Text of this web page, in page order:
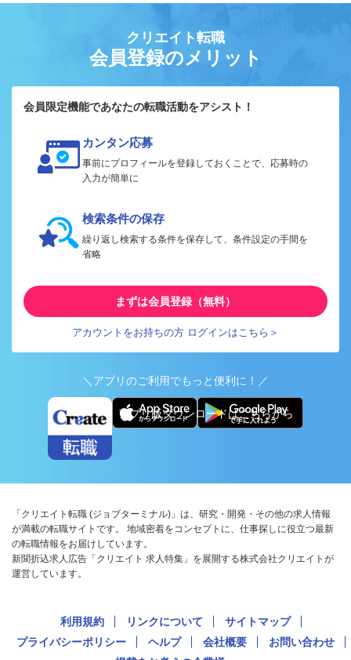
クリエイト転職
会員登録のメリット
会員限定機能であなたの転職活動をアシスト！
カンタン応募
事前にプロフィールを登録しておくことで、応募時の
入力が簡単に
検索条件の保存
繰り返し検索する条件を保存して、条件設定の手間を
省略
まずは会員登録（無料）
アカウントをお持ちの方 ログインはこちら＞
＼アプリのご利用でもっと便利に！／
アプリ版ダウンロードはこちらから
「クリエイト転職 (ジョブターミナル)」は、研究・開発・その他の求人情報
が満載の転職サイトです。 地域密着をコンセプトに、仕事探しに役立つ最新
の転職情報をお届けしています。
新聞折込求人広告「クリエイト 求人特集」を展開する株式会社クリエイトが
運営しています。
利用規約 リンクについて
サイトマップ
プライバシーポリシー
ヘルプ 会社概要
お問い合わせ